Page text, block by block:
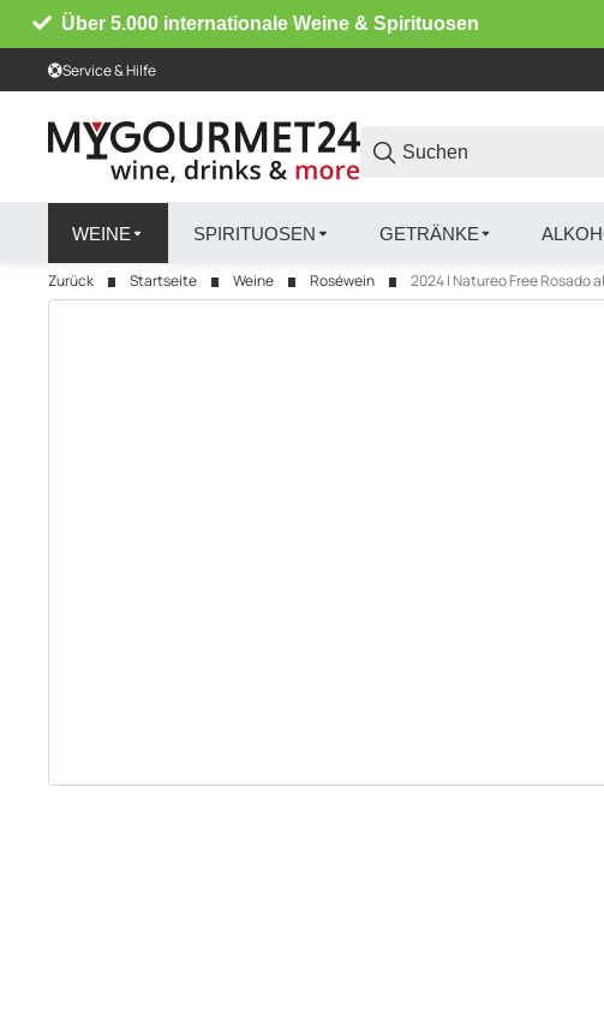
Über 5.000 internationale Weine & Spirituosen
Service & Hilfe
WEINE SPIRITUOSEN GETRÄNKE
Zurück Startseite Weine Roséwein
2024 | Natureo Free Rosado